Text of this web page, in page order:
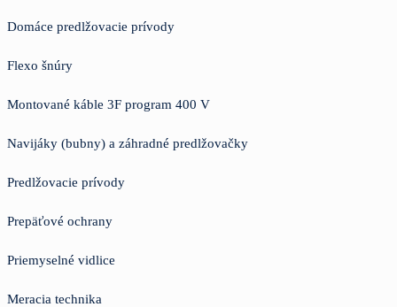
Domáce predlžovacie prívody
Flexo šnúry
Montované káble 3F program 400 V
Navijáky (bubny) a záhradné predlžovačky
Predlžovacie prívody
Prepäťové ochrany
Priemyselné vidlice
Meracia technika